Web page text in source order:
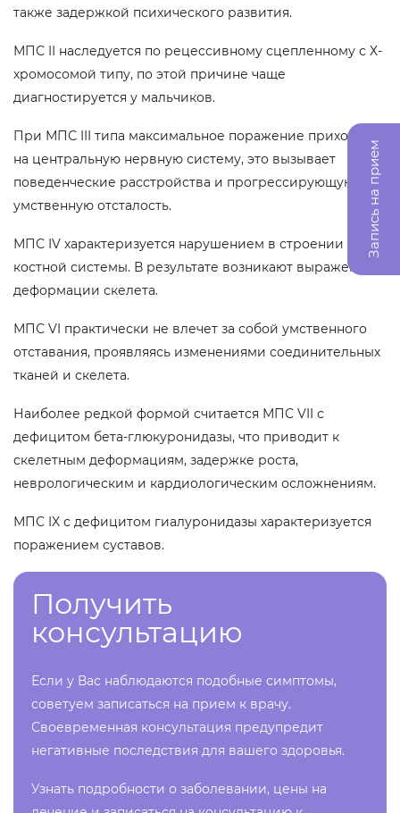
также задержкой психического развития.
МПС II наследуется по рецессивному сцепленному с Х-
хромосомой типу, по этой причине чаще
диагностируется у мальчиков.
При МПС III типа максимальное поражение приходится
на центральную нервную систему, это вызывает
поведенческие расстройства и прогрессирующую
умственную отсталость.
МПС IV характеризуется нарушением в строении
костной системы. В результате возникают выраженные
деформации скелета.
МПС VI практически не влечет за собой умственного
отставания, проявляясь изменениями соединительных
тканей и скелета.
Наиболее редкой формой считается МПС VII с
дефицитом бета-глюкуронидазы, что приводит к
скелетным деформациям, задержке роста,
неврологическим и кардиологическим осложнениям.
МПС IX с дефицитом гиалуронидазы характеризуется
поражением суставов.
Получить
консультацию
Если у Вас наблюдаются подобные симптомы,
советуем записаться на прием к врачу.
Своевременная консультация предупредит
негативные последствия для вашего здоровья.
Узнать подробности о заболевании, цены на
Запись на прием